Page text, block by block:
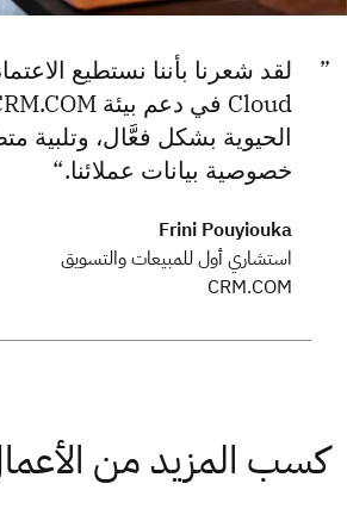
الحيوية بشكل فعَّال، وتلبية
خصوصية بيانات عملائنا.
Frini Pouyiouka
استشاري أول للمبيعات والتسويق
CRM.COM